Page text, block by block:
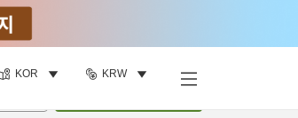
KOR KRW